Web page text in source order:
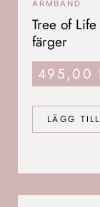
LÄGG
ARMBAND
Tree of
färger
495,00